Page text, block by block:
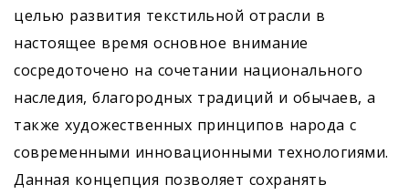
целью развития текстильной отрасли в
настоящее время основное внимание
сосредоточено на сочетании национального
наследия, благородных традиций и обычаев, а
также художественных принципов народа с
современными инновационными технологиями.
Данная концепция позволяет сохранять